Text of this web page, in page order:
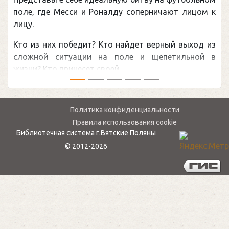
Погоня Александра Овечкина за снайперским
обсуждаемая хоккейная тема последних лет в
мире.Перед сезоном Национальной хоккейной лиги
— ...
Политика конфиденциальности
Правила использования cookie
© 2012-2026